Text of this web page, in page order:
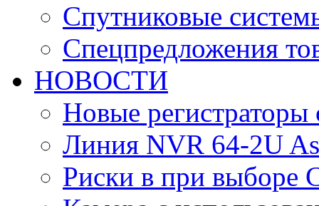
Спутниковые
Спецпредложения
НОВОСТИ
Новые регистраторы
Линия NVR 64-2U
Риски в при выборе